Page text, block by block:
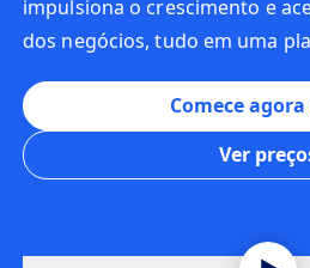
impulsiona o crescimento e
dos negócios, tudo em uma
Comece
Ver